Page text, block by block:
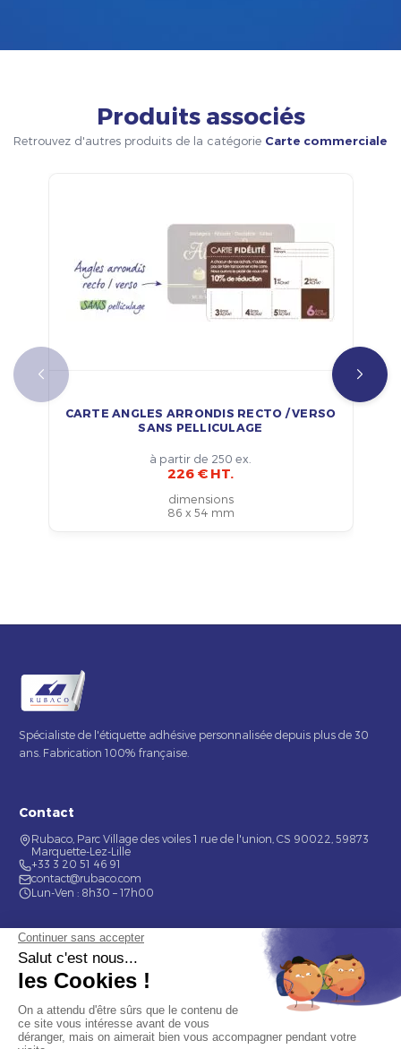
Produits associés
Retrouvez d'autres produits de la catégorie Carte commerciale
CARTE ANGLES ARRONDIS RECTO / VERSO
SANS PELLICULAGE
à partir de 250 ex.
226 € HT.
dimensions
86 x 54 mm
Spécialiste de l'étiquette adhésive personnalisée depuis plus de 30
ans. Fabrication 100% française.
Contact
Rubaco, Parc Village des voiles 1 rue de l'union, CS 90022, 59873
Marquette-Lez-Lille
+33 3 20 51 46 91
contact@rubaco.com
Lun-Ven : 8h30 – 17h00
Nos services
Étiquette alimentaire
Étiquette de bouteilles
Informations